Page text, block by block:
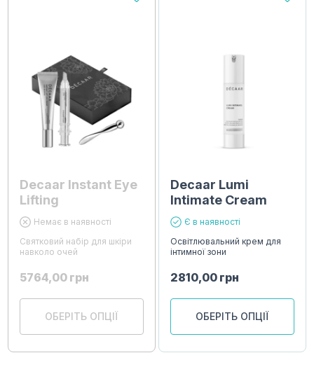
Decaar Instant Eye
Lifting
Немає в наявності
Святковий набір для шкіри
навколо очей
5764,00 грн
ОБЕРІТЬ ОПЦІЇ
Decaar Lumi
Intimate Cream
Є в наявності
Освітлювальний крем для
інтимної зони
2810,00 грн
ОБЕРІТЬ ОПЦІЇ